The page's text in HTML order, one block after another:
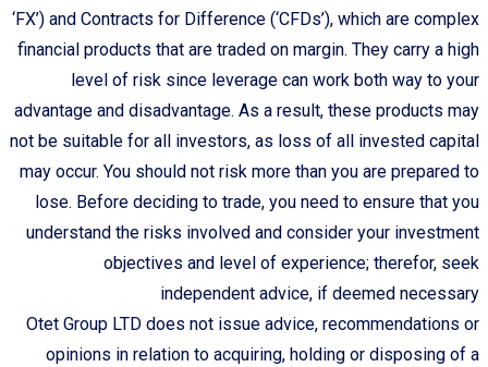
‘FX’) and Contracts for Difference (‘CFDs’), which are complex
financial products that are traded on margin. They carry a high
level of risk since leverage can work both way to your
advantage and disadvantage. As a result, these products may
not be suitable for all investors, as loss of all invested capital
may occur. You should not risk more than you are prepared to
lose. Before deciding to trade, you need to ensure that you
understand the risks involved and consider your investment
objectives and level of experience; therefor, seek
independent advice, if deemed necessary
Otet Group LTD does not issue advice, recommendations or
opinions in relation to acquiring, holding or disposing of a